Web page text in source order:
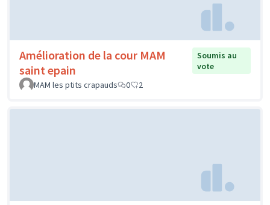
Amélioration de la cour MAM
saint epain
Soumis au
vote
MAM les ptits crapauds
0 2